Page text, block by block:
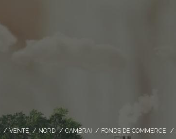
VENTE NORD CAMBRAI FONDS DE COMMERCE